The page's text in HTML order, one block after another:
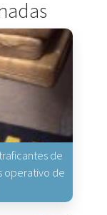
de
operativo de